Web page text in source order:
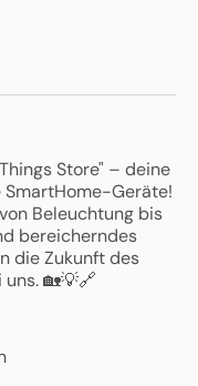
Store" – deine
Geräte!
Beleuchtung bis
bereicherndes
die Zukunft des
🏡💡🔗